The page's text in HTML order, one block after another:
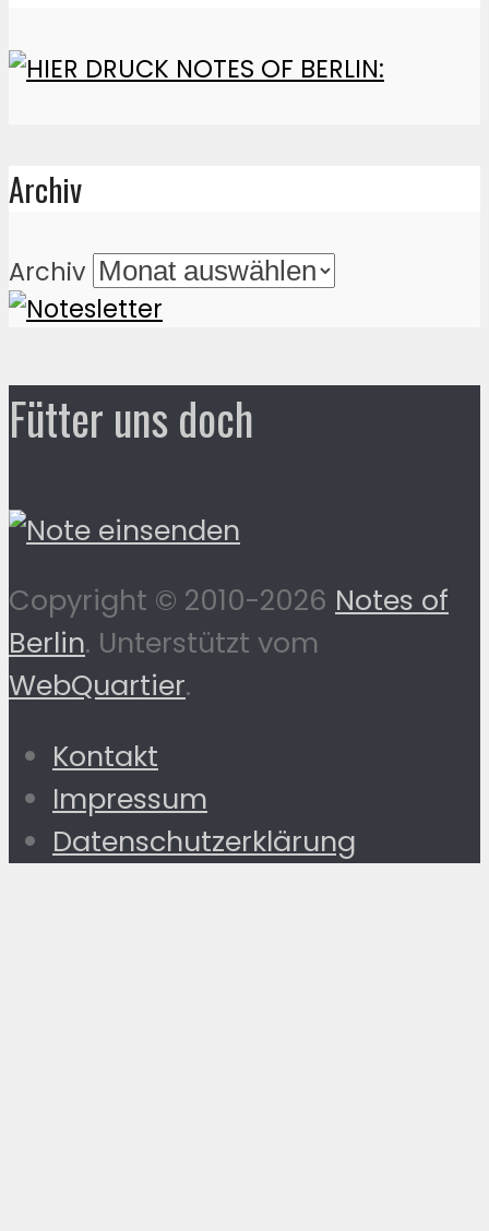
Archiv
Archiv
Fütter uns doch
Copyright © 2010-2026 Notes of
Berlin. Unterstützt vom
WebQuartier.
Kontakt
Impressum
Datenschutzerklärung